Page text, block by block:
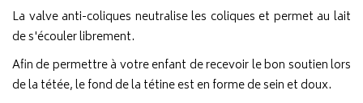
La valve anti-coliques neutralise les coliques et permet au lait
de s'écouler librement.
Afin de permettre à votre enfant de recevoir le bon soutien lors
de la tétée, le fond de la tétine est en forme de sein et doux.